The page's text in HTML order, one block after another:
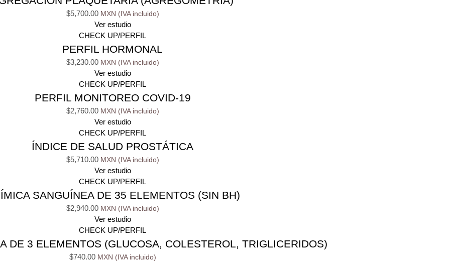
$5,700.00
Ver estudio
CHECK UP/PERFIL
PERFIL HORMONAL
$3,230.00
Ver estudio
CHECK UP/PERFIL
PERFIL MONITOREO COVID-19
$2,760.00
Ver estudio
CHECK UP/PERFIL
ÍNDICE DE SALUD PROSTÁTICA
$5,710.00
Ver estudio
CHECK UP/PERFIL
SANGUÍNEA DE 35 ELEMENTOS (SIN BH)
$2,940.00
Ver estudio
CHECK UP/PERFIL
DE 3 ELEMENTOS (GLUCOSA, COLESTEROL, TRIGLICERIDOS)
$740.00